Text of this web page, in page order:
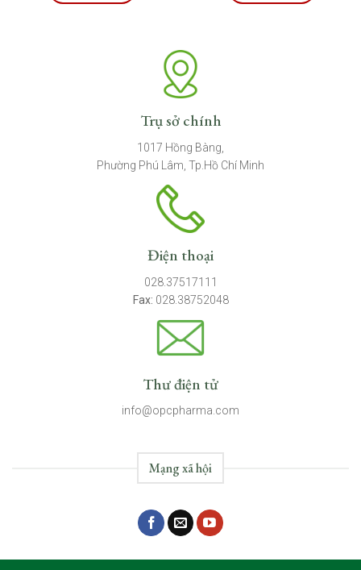
Trụ sở chính
1017 Hồng Bàng,
Phường Phú Lâm, Tp.Hồ Chí Minh
Điện thoại
028.37517111
Fax: 028.38752048
Thư điện tử
info@opcpharma.com
Mạng xã hội